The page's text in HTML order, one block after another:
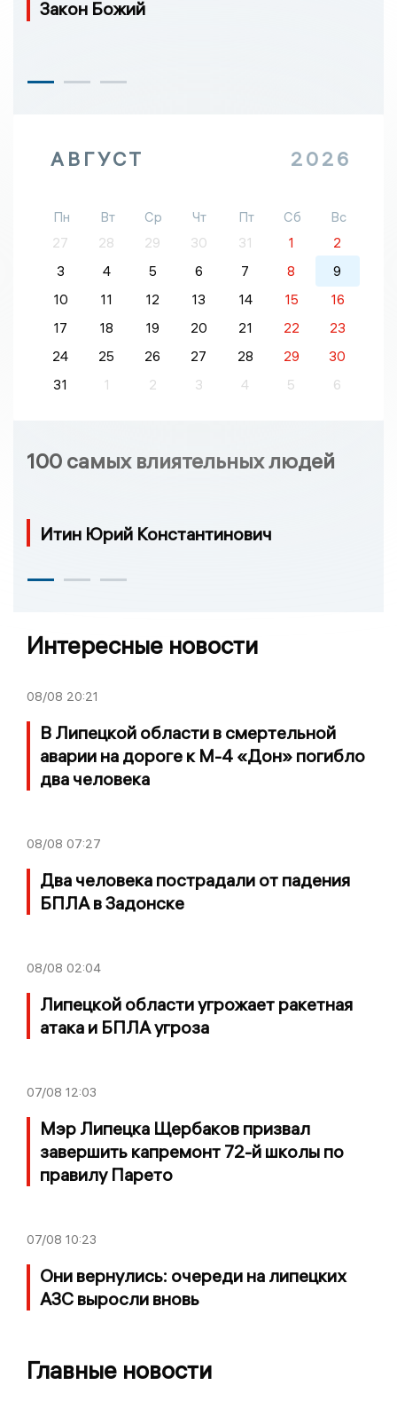
Закон Божий
АВГУСТ 2026
Пн Вт Ср Чт Пт Сб
Вс
27
28 29 30 31 1
2
3
4 5 6 7 8
9
10
11 12 13 14 15
16
17
18 19 20 21 22
23
24
25 26 27 28 29
30
31
1 2 3 4 5 6
100 самых влиятельных людей
Итин Юрий Константинович
Интересные новости
08/08 20:21
В Липецкой области в смертельной
аварии на дороге к М-4 «Дон» погибло
два человека
08/08 07:27
Два человека пострадали от падения
БПЛА в Задонске
08/08 02:04
Липецкой области угрожает ракетная
атака и БПЛА угроза
07/08 12:03
Мэр Липецка Щербаков призвал
завершить капремонт 72-й школы по
правилу Парето
07/08 10:23
Они вернулись: очереди на липецких
АЗС выросли вновь
Главные новости